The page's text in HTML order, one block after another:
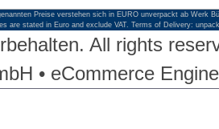
Preise verstehen sich in EURO unverpackt ab Werk
are stated in Euro and exclude VAT. Terms of Delivery:
All rights
• eCommerce